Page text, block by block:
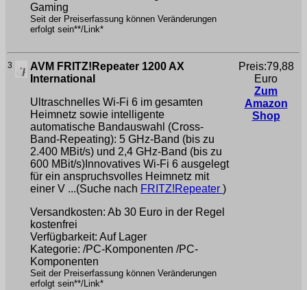
Gaming
Seit der Preiserfassung können Veränderungen
erfolgt sein**/Link*
3
AVM FRITZ!Repeater 1200 AX
International
Ultraschnelles Wi-Fi 6 im gesamten
Heimnetz sowie intelligente
automatische Bandauswahl (Cross-
Band-Repeating): 5 GHz-Band (bis zu
2.400 MBit/s) und 2,4 GHz-Band (bis zu
600 MBit/s)Innovatives Wi-Fi 6 ausgelegt
für ein anspruchsvolles Heimnetz mit
einer V ...(Suche nach FRITZ!Repeater )
Versandkosten: Ab 30 Euro in der Regel
kostenfrei
Verfügbarkeit: Auf Lager
Kategorie: /PC-Komponenten /PC-
Komponenten
Seit der Preiserfassung können Veränderungen
erfolgt sein**/Link*
Preis:79,88
Euro
Zum
Amazon
Shop